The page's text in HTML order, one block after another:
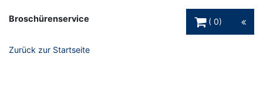
Broschürenservice
0
Zurück zur Startseite